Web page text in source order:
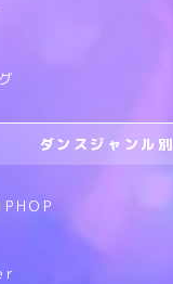
ダンスジャンル別